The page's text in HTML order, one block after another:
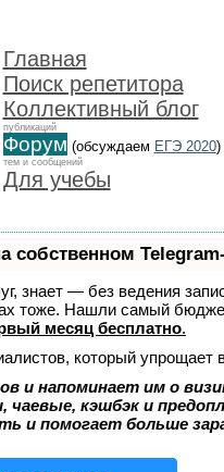
Главная
Поиск репетитора
Коллективный блог
публикаций
Форум (обсуждаем ЕГЭ 2020)
тем и сообщений
Для учебы
собственном
знает — без ведения
тоже. Нашли самый
месяц бесплатно.
который упрощает
и напоминает им о
чаевые, кэшбэк и
и помогает больше